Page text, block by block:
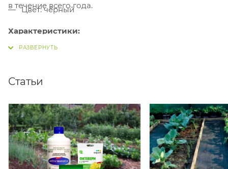
в течение всего года.
Характеристики:
Цвет: чёрный
Статьи